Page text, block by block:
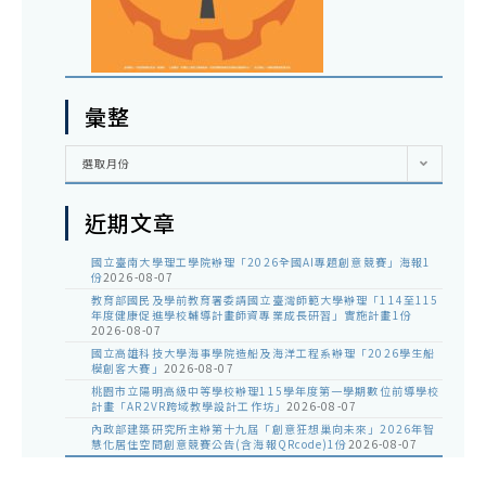
彙整
彙
選取月份
近期文章
國立臺南大學理工學院辦理「2026全國AI專題創意競賽」海報1
份2026-08-07
教育部國民及學前教育署委請國立臺灣師範大學辦理「114至115
年度健康促進學校輔導計畫師資專業成長研習」實施計畫1份
2026-08-07
國立高雄科技大學海事學院造船及海洋工程系辦理「2026學生船
模創客大賽」 2026-08-07
桃園市立陽明高級中等學校辦理115學年度第一學期數位前導學校
計畫「AR2VR跨域教學設計工作坊」 2026-08-07
內政部建築研究所主辦第十九屆「創意狂想巢向未來」2026年智
慧化居住空間創意競賽公告(含海報QRcode)1份2026-08-07